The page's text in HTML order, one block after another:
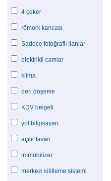
4 çeker
römork kancası
Sadece fotoğraflı ilanlar
elektrikli camlar
klima
deri döşeme
KDV belgeli
yol bilgisayarı
açılır tavan
immobilizer
merkezi kilitleme sistemi